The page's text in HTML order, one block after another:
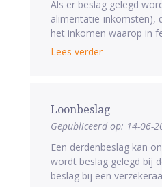
Als er beslag gelegd
alimentatie-inkomsten),
het inkomen waarop in
Lees verder
Loonbeslag
Gepubliceerd op: 14-06-
Een derdenbeslag kan
wordt beslag gelegd bij
beslag bij een